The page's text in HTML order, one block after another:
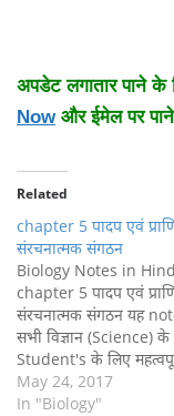
अपडेट लगातार पाने
Nowऔर ईमेल पर
Related
chapter 5 पादप एवं
संरचनात्मक संगठन
Biology Notes in
chapter 5 पादप एवं
संरचनात्मक संगठन यह
सभी विज्ञान (Science) के
Student's के लिए
और अपडेट लगातार पाने के
हमारे फेसबुक पेज को लाइक
May 24, 2017
In "Biology"